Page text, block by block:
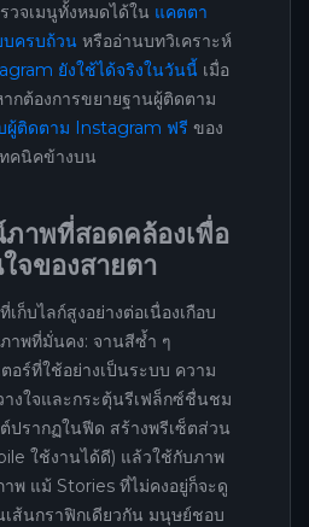
วจเมนูทั้งหมดได้ใน แคตตา
บครบถ้วน หรืออ่านบทวิเคราะห์
ยังใช้ได้จริงในวันนี้ เมื่อ
กต้องการขยายฐานผู้ติดตาม
ผู้ติดตาม Instagram ฟรี ของ
ทคนิคข้างบน
าพที่สอดคล้องเพื่อ
จของสายตา
ก็บไลก์สูงอย่างต่อเนื่องเกือบ
าพที่มั่นคง: จานสีซ้ำ ๆ
อร์ที่ใช้อย่างเป็นระบบ ความ
งใจและกระตุ้นรีเฟล็กซ์ชื่นชม
ปรากฏในฟีด สร้างพรีเซ็ตส่วน
ใช้งานได้ดี) แล้วใช้กับภาพ
พ แม้ Stories ที่ไม่คงอยู่ก็จะดู
ส้นกราฟิกเดียวกัน มนุษย์ชอบ